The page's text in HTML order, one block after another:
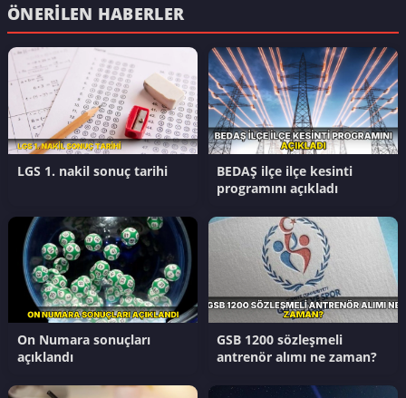
ÖNERILEN HABERLER
LGS 1. nakil sonuç tarihi
BEDAŞ ilçe ilçe kesinti
programını açıkladı
On Numara sonuçları
açıklandı
GSB 1200 sözleşmeli
antrenör alımı ne zaman?